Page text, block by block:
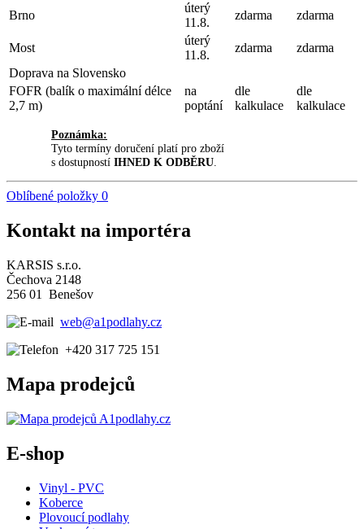
Brno
úterý
11.8.
zdarma zdarma
Most
úterý
11.8.
zdarma
zdarma
Doprava na Slovensko
FOFR (balík o maximální délce
2,7 m)
na
poptání
dle
kalkulace
dle
kalkulace
Poznámka:
Tyto termíny doručení platí pro zboží
s dostupností IHNED K ODBĚRU
Oblíbené položky 0
Kontakt na importéra
KARSIS s.r.o.
Čechova 2148
256 01 Benešov
web@a1podlahy.cz
+420 317 725 151
Mapa prodejců
E-shop
Vinyl - PVC
Koberce
Plovoucí podlahy